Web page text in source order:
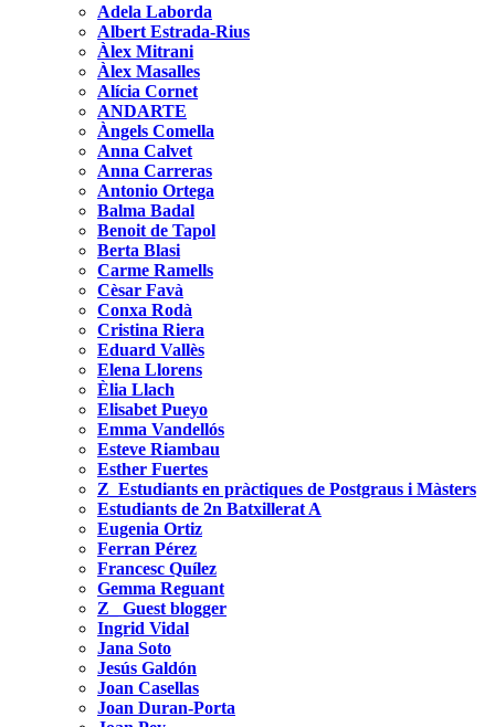
Adela Laborda
Albert Estrada-Rius
Àlex Mitrani
Àlex Masalles
Alícia Cornet
ANDARTE
Àngels Comella
Anna Calvet
Anna Carreras
Antonio Ortega
Balma Badal
Benoit de Tapol
Berta Blasi
Carme Ramells
Cèsar Favà
Conxa Rodà
Cristina Riera
Eduard Vallès
Elena Llorens
Èlia Llach
Elisabet Pueyo
Emma Vandellós
Esteve Riambau
Esther Fuertes
Z_Estudiants en pràctiques de Postgraus i Màsters
Estudiants de 2n Batxillerat A
Eugenia Ortiz
Ferran Pérez
Francesc Quílez
Gemma Reguant
Z_ Guest blogger
Ingrid Vidal
Jana Soto
Jesús Galdón
Joan Casellas
Joan Duran-Porta